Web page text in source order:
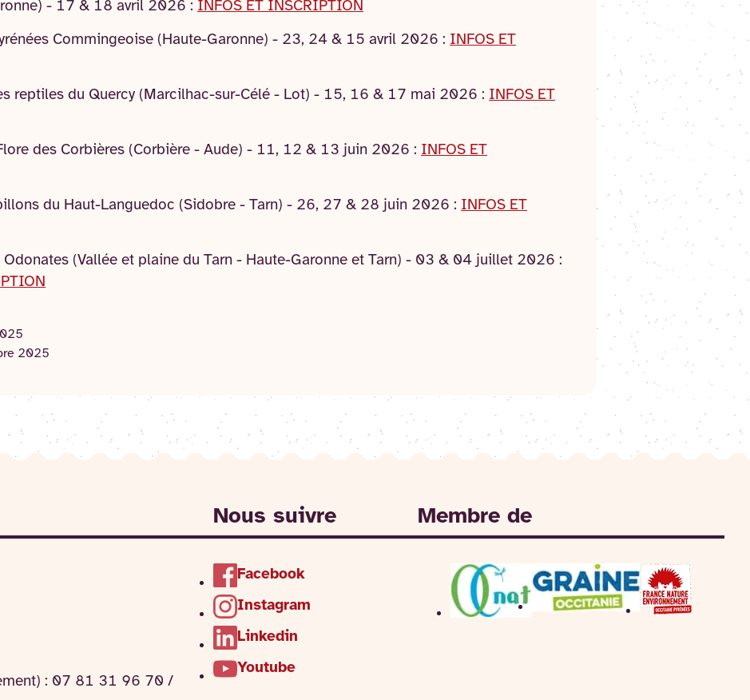
- 17 & 18 avril 2026 : INFOS ET INSCRIPTION
Commingeoise (Haute-Garonne) - 23, 24 & 15 avril 2026 : INFOS ET
reptiles du Quercy (Marcilhac-sur-Célé - Lot) - 15, 16 & 17 mai 2026 : INFOS ET
des Corbières (Corbière - Aude) - 11, 12 & 13 juin 2026 : INFOS ET
du Haut-Languedoc (Sidobre - Tarn) - 26, 27 & 28 juin 2026 : INFOS ET
(Vallée et plaine du Tarn - Haute-Garonne et Tarn) - 03 & 04 juillet 2026 :
2025
: 07 81 31 96 70 /
Nous suivre
Facebook
Instagram
Linkedin
Youtube
Membre de